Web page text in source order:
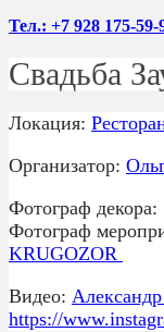
Тел.: +7 928 175-59-
Свадьба
Локация:
Организатор:
Фотограф декора:
Фотограф
KRUGOZOR
Видео:
https://